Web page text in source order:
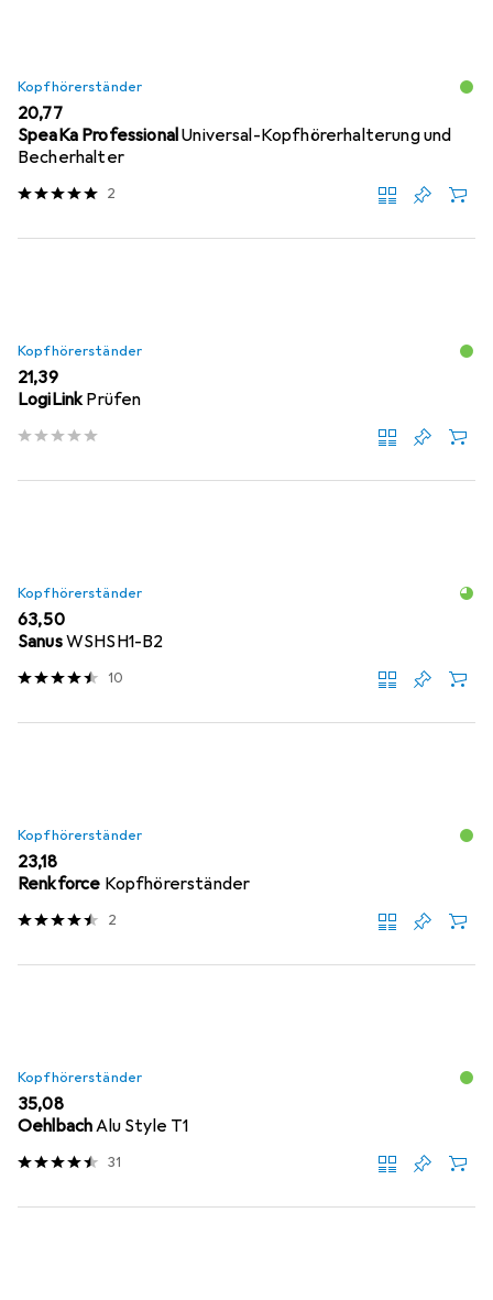
Kopfhörerständer
EUR
20,77
SpeaKa ProfessionalUniversal-Kopfhörerhalterung und
Becherhalter
2
Kopfhörerständer
EUR
21,39
LogiLinkPrüfen
Kopfhörerständer
EUR
63,50
SanusWSHSH1-B2
10
Kopfhörerständer
EUR
23,18
Renkforce Kopfhörerständer
2
Kopfhörerständer
EUR
35,08
OehlbachAlu Style T1
31